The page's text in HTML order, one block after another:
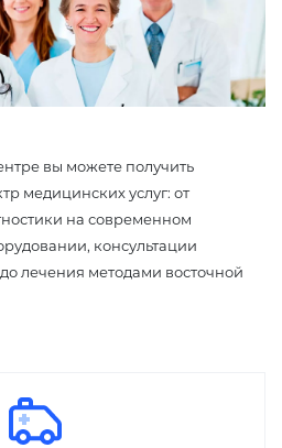
вы можете получить
медицинских услуг: от
на современном
консультации
лечения методами восточной